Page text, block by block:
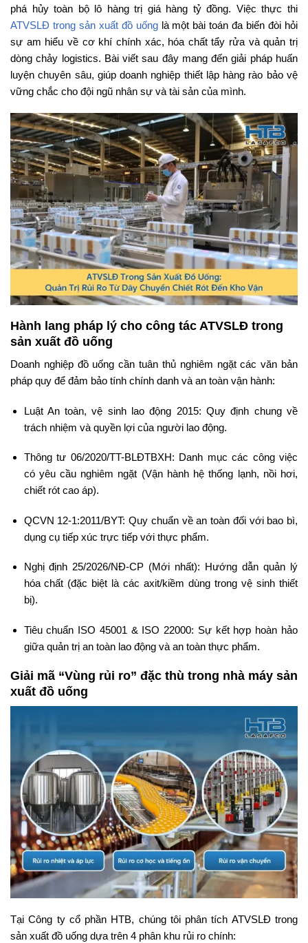
phá hủy toàn bộ lô hàng trị giá hàng tỷ đồng. Việc thực thi
ATVSLĐ trong sản xuất đồ uốnglà một bài toán đa biến đòi hỏi
sự am hiểu về cơ khí chính xác, hóa chất tẩy rửa và quản trị
dòng chảy logistics. Bài viết sau đây mang đến giải pháp huấn
luyện chuyên sâu, giúp doanh nghiệp thiết lập hàng rào bảo vệ
vững chắc cho đội ngũ nhân sự và tài sản của mình.
Hành lang pháp lý cho công tác ATVSLĐ trong
sản xuất đồ uống
Doanh nghiệp đồ uống cần tuân thủ nghiêm ngặt các văn bản
pháp quy để đảm bảo tính chính danh và an toàn vận hành:
Luật An toàn, vệ sinh lao động 2015: Quy định chung về
trách nhiệm và quyền lợi của người lao động.
Thông tư 06/2020/TT-BLĐTBXH: Danh mục các công việc
có yêu cầu nghiêm ngặt (Vận hành hệ thống lạnh, nồi hơi,
chiết rót cao áp).
QCVN 12-1:2011/BYT: Quy chuẩn về an toàn đối với bao bì,
dụng cụ tiếp xúc trực tiếp với thực phẩm.
Nghị định 25/2026/NĐ-CP (Mới nhất): Hướng dẫn quản lý
hóa chất (đặc biệt là các axit/kiềm dùng trong vệ sinh thiết
bị).
Tiêu chuẩn ISO 45001 & ISO 22000: Sự kết hợp hoàn hảo
giữa quản trị an toàn lao động và an toàn thực phẩm.
Giải mã “Vùng rủi ro” đặc thù trong nhà máy sản
xuất đồ uống
Tại Công ty cổ phần HTB, chúng tôi phân tích ATVSLĐ trong
sản xuất đồ uống dựa trên 4 phân khu rủi ro chính: